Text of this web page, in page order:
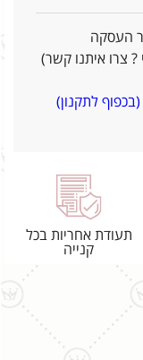
(בכפוף לתקנון)
תעודת אחריות בכל
קנייה